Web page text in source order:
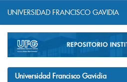
navigation
UNIVERSIDAD FRANCISCO GAVIDIA
Universidad Francisco Gavidia